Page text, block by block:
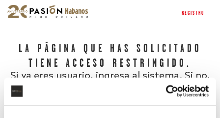
REGISTRO
LA PÁGINA QUE HAS SOLICITADO
TIENE ACCESO RESTRINGIDO.
Si ya eres usuario, ingresa al sistema. Si no,